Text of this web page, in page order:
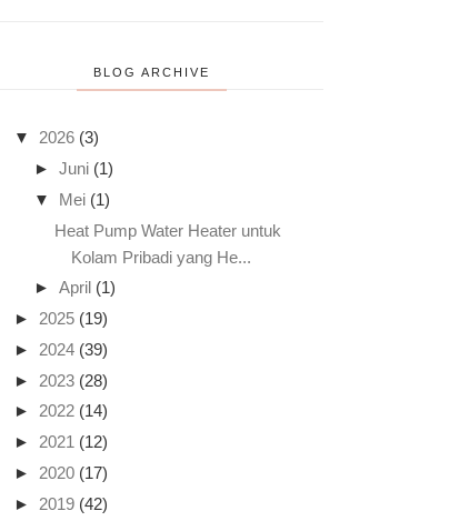
BLOG ARCHIVE
▼ 2026 (3)
► Juni (1)
▼
Mei (1)
Heat Pump Water Heater untuk
Kolam Pribadi yang He...
► April (1)
► 2025 (19)
► 2024 (39)
► 2023 (28)
► 2022 (14)
► 2021 (12)
► 2020 (17)
► 2019 (42)